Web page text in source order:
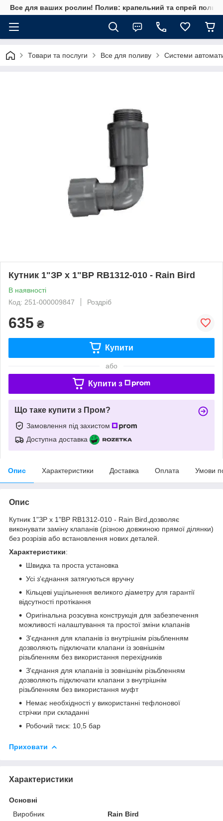
Все для ваших рослин! Полив: крапельний та спрей полив,
Товари та послуги Все для поливу Системи
Кутник 1"ЗР х 1"ВР RB1312-010 - Rain Bird
В наявності
Код: 251-000009847
Роздріб
635 ₴
Купити
або
Купити з
Що таке купити з Пром?
Замовлення під захистом
Доступна доставка
Опис Характеристики Доставка Оплата Умови
Опис
Кутник 1"ЗР х 1"ВР RB1312-010 - Rain Bird,дозволяє
виконувати заміну клапанів (різною довжиною прямої ділянки)
без розрізів або встановлення нових деталей.
Характеристики:
Швидка та проста установка
Усі з'єднання затягуються вручну
Кільцеві ущільнення великого діаметру для гарантії
відсутності протікання
Оригінальна розсувна конструкція для забезпечення
можливості налаштування та простої зміни клапанів
З'єднання для клапанів із внутрішнім різьбленням
дозволяють підключати клапани із зовнішнім
різьбленням без використання перехідників
З'єднання для клапанів із зовнішнім різьбленням
дозволяють підключати клапани з внутрішнім
різьбленням без використання муфт
Немає необхідності у використанні тефлонової
стрічки при складанні
Робочий тиск: 10,5 бар
Приховати
Характеристики
Основні
Виробник
Rain Bird